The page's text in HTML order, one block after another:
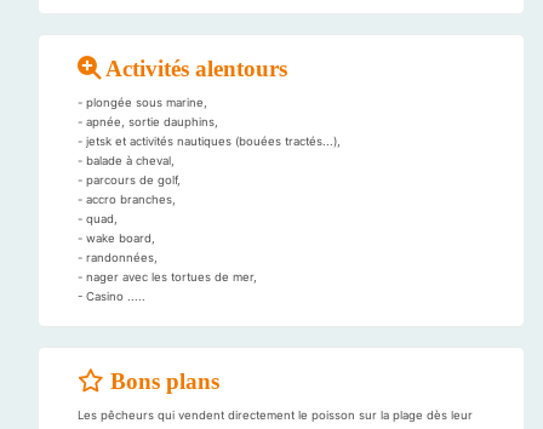
Activités alentours
- plongée sous marine,
- apnée, sortie dauphins,
- jetsk et activités nautiques (bouées tractés...),
- balade à cheval,
- parcours de golf,
- accro branches,
- quad,
- wake board,
- randonnées,
- nager avec les tortues de mer,
- Casino .....
Bons plans
Les pêcheurs qui vendent directement le poisson sur la plage dès leur